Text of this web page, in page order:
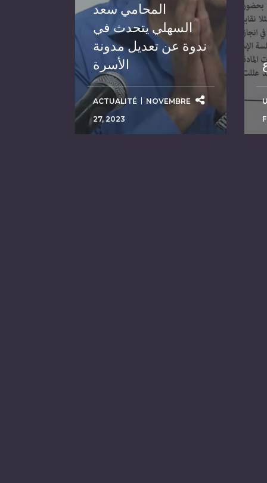
المحامي سعد
السهلي يتحدث في
ندوة عن تعديل مدونة
الأسرة
ACTUALITÉ
NOVEMBRE
27, 2023